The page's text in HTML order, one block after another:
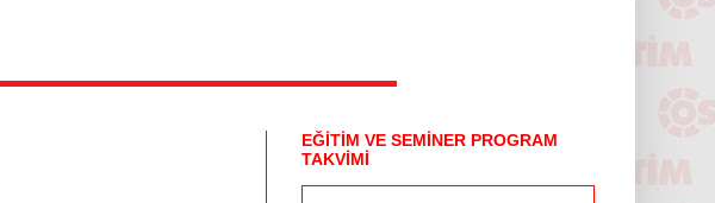
EĞİTİM VE SEMİNER PROGRAM
TAKVİMİ